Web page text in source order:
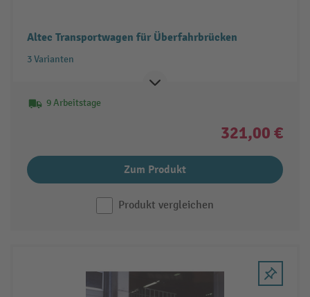
Altec Transportwagen für Überfahrbrücken
3 Varianten
9 Arbeitstage
321,00 €
Zum Produkt
Produkt vergleichen